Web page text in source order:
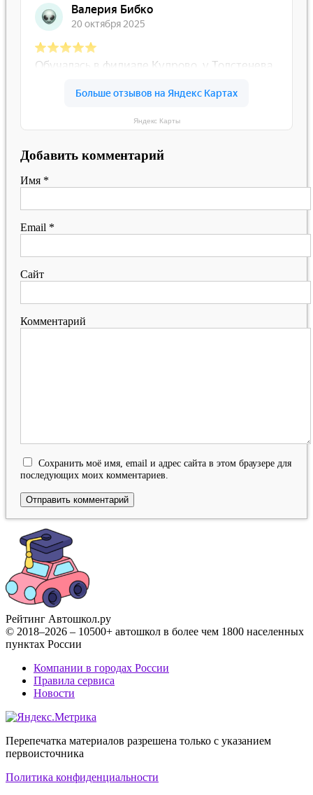
Яндекс Карты
Добавить комментарий
Имя *
Email *
Сайт
Комментарий
Сохранить моё имя, email и адрес сайта в этом браузере для
последующих моих комментариев.
Рейтинг Автошкол.ру
© 2018–2026 – 10500+ автошкол в более чем 1800 населенных
пунктах России
Компании в городах России
Правила сервиса
Новости
Перепечатка материалов разрешена только с указанием
первоисточника
Политика конфиденциальности